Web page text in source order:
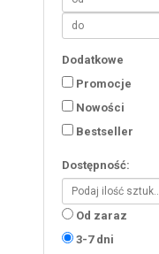
Dodatkowe
Promocje
Nowości
Bestseller
Dostępność:
Od zaraz
3-7 dni